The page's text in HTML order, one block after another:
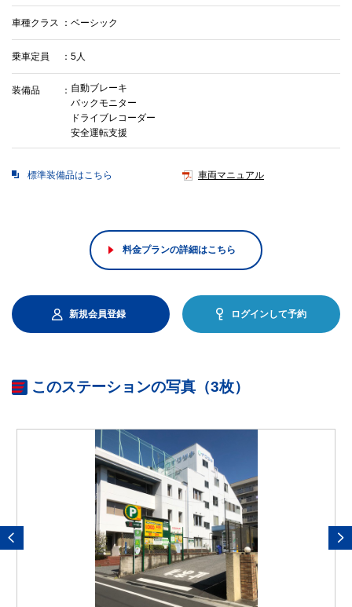
車種クラス ベーシック
乗車定員 5人
装備品
自動ブレーキ
バックモニター
ドライブレコーダー
安全運転支援
標準装備品はこちら 車両マニュアル
料金プランの詳細はこちら
新規会員登録 ログインして予約
このステーションの写真（3枚）